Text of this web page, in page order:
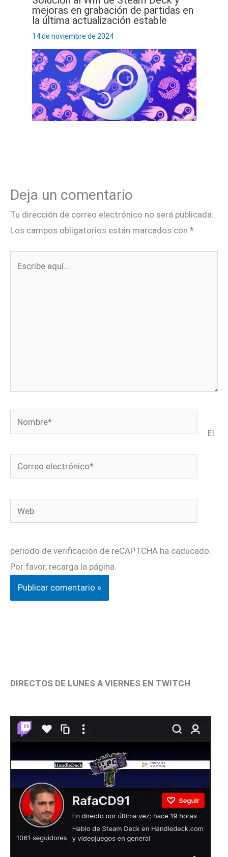
mejoras en grabación de partidas en
la última actualización estable
14 de noviembre de 2024
Deja un comentario
Tu dirección de correo electrónico no será publicada.
Los campos obligatorios están marcados con *
Nombre*
Correo
electrónico*
Web
El
periodo de verificación de reCAPTCHA ha caducado.
Por favor, recarga la página.
DIRECTOS DE LUNES A VIERNES EN TWITCH